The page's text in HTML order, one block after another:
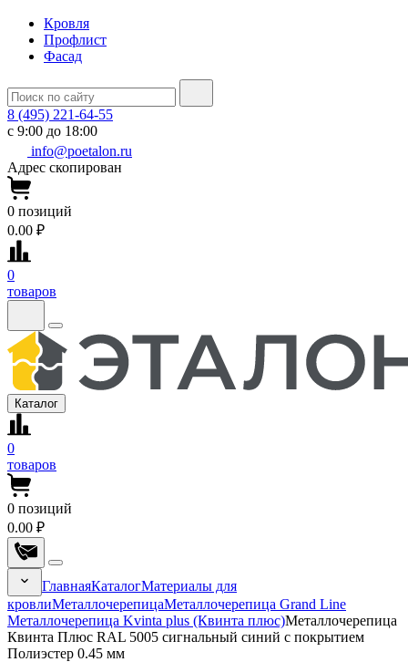
Кровля
Профлист
Фасад
8 (495) 221-64-55
с 9:00 до 18:00
info@poetalon.ru
Адрес скопирован
0 позиций
0.00 ₽
0
товаров
Каталог
0
товаров
0 позиций
0.00 ₽
ГлавнаяКаталогМатериалы для
кровлиМеталлочерепицаМеталлочерепица Grand Line
Металлочерепица Kvinta plus (Квинта плюс)Металлочерепица
Квинта Плюс RAL 5005 сигнальный синий с покрытием
Полиэстер 0.45 мм